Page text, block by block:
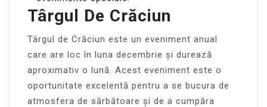
Târgul De Crăciun
Târgul de Crăciun este un eveniment anual
care are loc în luna decembrie și durează
aproximativ o lună. Acest eveniment este o
oportunitate excelentă pentru a se bucura de
atmosfera de sărbătoare și de a cumpăra